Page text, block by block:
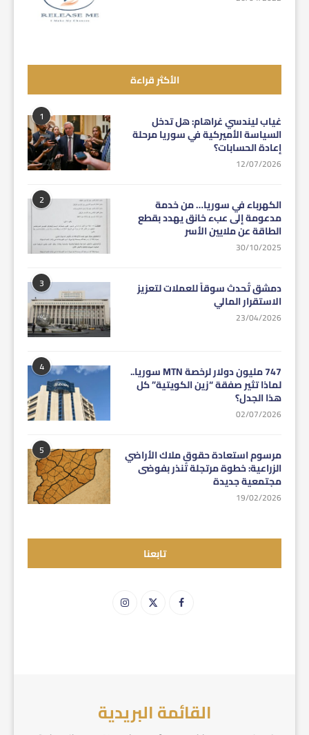
الأكثر قراءة
1 غياب ليندسي غراهام: هل تدخل
السياسة الأميركية في سوريا مرحلة
إعادة الحسابات؟
12/07/2026
2 الكهرباء في سوريا… من خدمة
مدعومة إلى عبء خانق يهدد بقطع
الطاقة عن ملايين الأسر
30/10/2025
3 دمشق تُحدث سوقاً للعملات لتعزيز
الاستقرار المالي
23/04/2026
4 747 مليون دولار لرخصة MTN سوريا..
لماذا تثير صفقة “زين الكويتية” كل
هذا الجدل؟
02/07/2026
5 مرسوم استعادة حقوق ملاك الأراضي
الزراعية: خطوة مرتجلة تُنذر بفوضى
مجتمعية جديدة
19/02/2026
تابعنا
القائمة البريدية